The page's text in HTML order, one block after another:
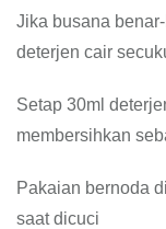
Jika busana
deterjen cair
Setap 30ml
membersihkan
Pakaian bernoda
saat dicuci